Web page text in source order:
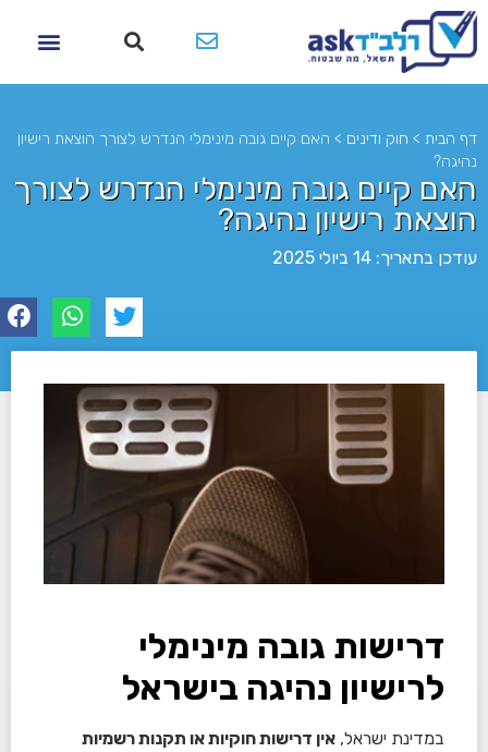
דף הבית > חוק ודינים > האם קיים גובה מינימלי הנדרש לצורך הוצאת רישיון
נהיגה?
האם קיים גובה מינימלי הנדרש לצורך
הוצאת רישיון נהיגה?
עודכן בתאריך: 14 ביולי 2025
דרישות גובה מינימלי
לרישיון נהיגה בישראל
במדינת ישראל, אין דרישות חוקיות או תקנות רשמיות